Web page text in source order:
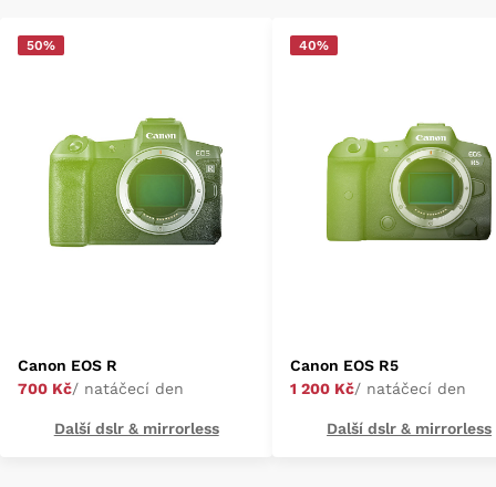
50%
Canon EOS R
700 Kč/ natáčecí den
Další dslr & mirrorless
40%
Canon EOS R5
1 200 Kč/ natáčecí den
Další dslr & mirrorless